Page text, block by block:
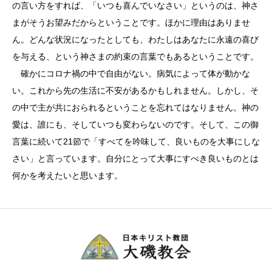
の言い方をすれば、「いつも喜んでいなさい」というのは、神さ
まがそうお望みだからということです。ほかに理由はありませ
ん。どんな状況になったとしても、わたしはあなたに永遠の喜び
を与える、という神さまの約束の言葉でもあるということです。
確かにコロナ禍の中で自由がない。病気によって体が動かな
い。これから先の生活に不安があるかもしれません。しかし、そ
の中で主が共におられるということを忘れてはなりません。神の
愛は、誰にも、そしていつも変わらないのです。そして、この御
言葉に続いて21節で「すべてを吟味して、良いものを大事にしな
さい」と言っています。自分にとって大事にすべき良いものとは
何かを考えたいと思います。